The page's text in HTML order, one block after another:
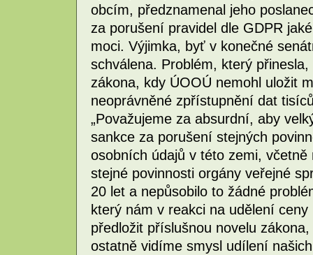
obcím, předznamenal jeho
za porušení pravidel dle GDPR
moci. Výjimka, byť v konečné
schválena. Problém, který
zákona, kdy ÚOOÚ nemohl uložit
neoprávněné zpřístupnění dat
„Považujeme za absurdní, aby
sankce za porušení stejných
osobních údajů v této zemi,
stejné povinnosti orgány veřejné
20 let a nepůsobilo to žádné
který nám v reakci na udělení
předložit příslušnou novelu
ostatně vidíme smysl udílení